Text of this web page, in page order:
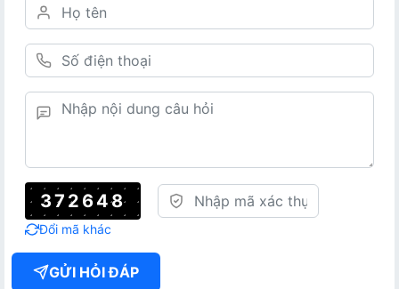
372648
Đổi mã khác
GỬI HỎI ĐÁP